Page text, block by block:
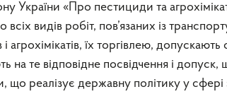
України «Про пестициди та
видів робіт, пов’язаних із
їх торгівлею, допускають
на те відповідне посвідчення і
що реалізує державну політику у сфері